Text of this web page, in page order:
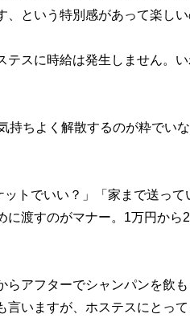
という特別感があって楽しい
スに時給は発生しません。
ちよく解散するのが粋でい
トでいい？」「家まで送っ
渡すのがマナー。1万円から
アフターでシャンパンを飲も
いますが、ホステスにとっ